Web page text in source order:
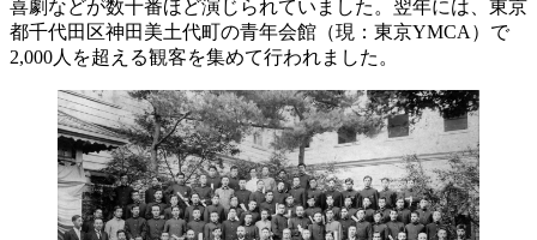
喜劇などが数十番ほど演じられていました。翌年には、東京
都千代田区神田美土代町の青年会館（現：東京YMCA）で
2,000人を超える観客を集めて行われました。